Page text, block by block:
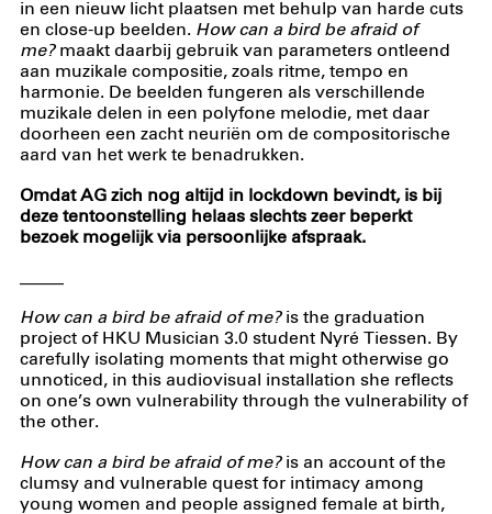
in een nieuw licht plaatsen met behulp van harde cuts
en close-up beelden. How can a bird be afraid of
me?maakt daarbij gebruik van parameters ontleend
aan muzikale compositie, zoals ritme, tempo en
harmonie. De beelden fungeren als verschillende
muzikale delen in een polyfone melodie, met daar
doorheen een zacht neuriën om de compositorische
aard van het werk te benadrukken.
Omdat AG zich nog altijd in lockdown bevindt, is bij
deze tentoonstelling helaas slechts zeer beperkt
bezoek mogelijk via persoonlijke afspraak.
How can a bird be afraid of me?is the graduation
project of HKU Musician 3.0 student Nyré Tiessen. By
carefully isolating moments that might otherwise go
unnoticed, in this audiovisual installation she reflects
on one’s own vulnerability through the vulnerability of
the other.
How can a bird be afraid of me? is an account of the
clumsy and vulnerable quest for intimacy among
young women and people assigned female at birth,